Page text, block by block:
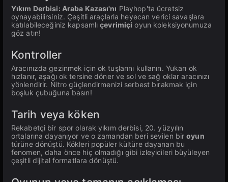
Yıkım Derbisi: Araba Kazası'nı Playhop'ta ücretsiz
oynayabilirsiniz. Çeşitli araçlarla heyecan verici savaşlara
katılabileceğiniz kapsamlıçevrimiçi oyun koleksiyonumuza
göz atın!
Kontroller
Aracınızda gezinmek için ok tuşlarını kullanın. Yukarı ok
hızlanır, aşağı ok tersine döner ve sol ve sağ oklar aracınızı
yönlendirir. Nitro güçlendirmenizi serbest bırakmak için
boşluk çubuğuna basın!
Tarih veya köken
Rekabetçi bir spor olarak yıkım derbisi, 20. yüzyılın
ortalarına dayanıyor ve o zamandan beri sevilen biroyun
türüne dönüştü. Kökleri popüler kültüre dayanan bu
fenomen, daha önce hiç olmadığı gibi izleyicileri büyüleyen
çeşitli dijital formatlara dönüştü.